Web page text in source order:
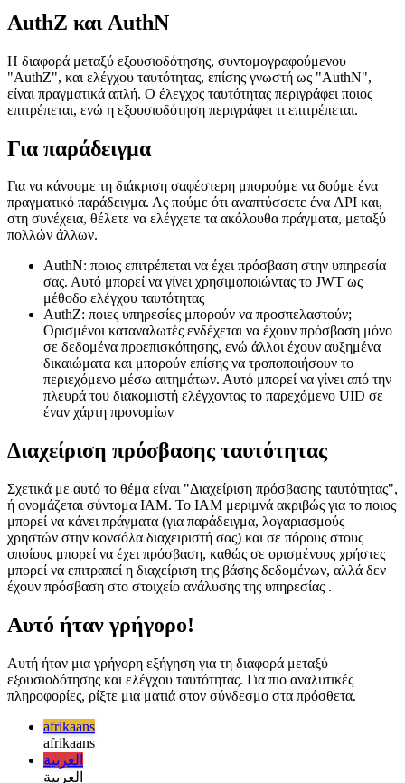
ελέγχου ταυτότητας
AuthZ και AuthN
"AuthZ", και ελέγχου ταυτότητας, επίσης γνωστή ως "AuthN",
είναι πραγματικά απλή. Ο έλεγχος ταυτότητας περιγράφει ποιος
Για παράδειγμα
πραγματικό παράδειγμα. Ας πούμε ότι αναπτύσσετε ένα API και,
στη συνέχεια, θέλετε να ελέγχετε τα ακόλουθα πράγματα, μεταξύ
πολλών άλλων.
AuthN: ποιος επιτρέπεται να έχει πρόσβαση στην υπηρεσία
σας. Αυτό μπορεί να γίνει χρησιμοποιώντας το JWT ως
μέθοδο ελέγχου ταυτότητας
AuthZ: ποιες υπηρεσίες μπορούν να προσπελαστούν;
Ορισμένοι καταναλωτές ενδέχεται να έχουν πρόσβαση μόνο
σε δεδομένα προεπισκόπησης, ενώ άλλοι έχουν αυξημένα
περιεχόμενο μέσω αιτημάτων. Αυτό μπορεί να γίνει από την
πλευρά του διακομιστή ελέγχοντας το παρεχόμενο UID σε
Διαχείριση πρόσβασης ταυτότητας
Σχετικά με αυτό το θέμα είναι "Διαχείριση πρόσβασης ταυτότητας",
ή ονομάζεται σύντομα IAM. Το IAM μεριμνά ακριβώς για το ποιος
μπορεί να κάνει πράγματα (για παράδειγμα, λογαριασμούς
οποίους μπορεί να έχει πρόσβαση, καθώς σε ορισμένους χρήστες
μπορεί να επιτραπεί η διαχείριση της βάσης δεδομένων, αλλά δεν
Αυτό ήταν γρήγορο!
Αυτή ήταν μια γρήγορη εξήγηση για τη διαφορά μεταξύ
εξουσιοδότησης και ελέγχου ταυτότητας. Για πιο αναλυτικές
πληροφορίες, ρίξτε μια ματιά στον σύνδεσμο στα πρόσθετα.